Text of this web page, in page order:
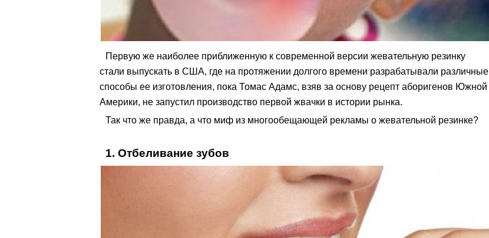
Первую же наиболее приближенную к современной версии жевательную резинку
стали выпускать в США, где на протяжении долгого времени разрабатывали различные
способы ее изготовления, пока Томас Адамс, взяв за основу рецепт аборигенов Южной
Америки, не запустил производство первой жвачки в истории рынка.
Так что же правда, а что миф из многообещающей рекламы о жевательной резинке?
1. Отбеливание зубов